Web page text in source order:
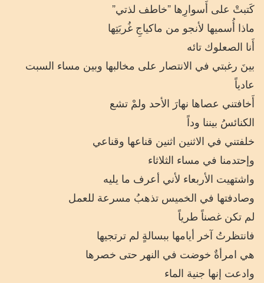
كَتبتْ على أَسوارِها ‌”خاطف لذتي”
ماذا أُسميها لأنجو من ماكياجِ غُربَتِها
أَنا الصعلوك تائه
بينَ رغبتي في الانتصار على مخالبها وبين مساء السبت
عادياً
أَخافتني عصاها نهارَ الأحد ولمْ تشع
الكنائسُ بيننا وداً
خلفتني في الاثنين اثنين قناعها وقناعي
وإحتدمنا في مساء الثلاثاء
واشتهيت الأربعاء لأني أعرف ما يليه
وصادفتها في الخميس تذهبُ مسرعة للعمل
لم تكن غصناً طرياً
فانتظرتُ آخر أيامها ببسالةٍ لم ترتجيها
هي امرأةٌ خوضت في النهر حتى خصرها
وادعت إنها جنية الماء